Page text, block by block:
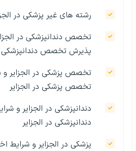
رشته های غیر پزشکی در
تخصص دندانپزشکی در
پذیرش تخصص دندانپزشکی
تخصص پزشکی در الجزایر
تخصص پزشکی در الجزایر
دندانپزشکی در الجزایر و
دندانپزشکی در الجزایر
پزشکی در الجزایر و شرایط